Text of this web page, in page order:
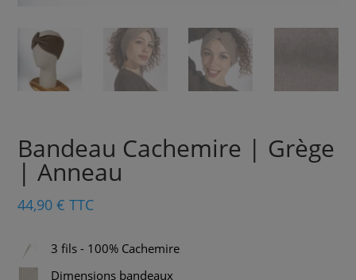
Bandeau Cachemire | Grège
| Anneau
44,90€ TTC
3 fils - 100% Cachemire
Dimensions bandeaux